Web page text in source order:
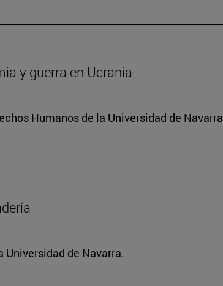
y guerra en Ucrania
Humanos de la Universidad de Navarra
de Navarra.